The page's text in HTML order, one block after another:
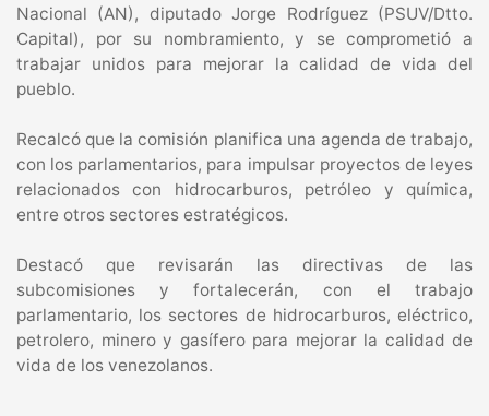
Nacional (AN), diputado Jorge Rodríguez (PSUV/Dtto.
Capital), por su nombramiento, y se comprometió a
trabajar unidos para mejorar la calidad de vida del
pueblo.
Recalcó que la comisión planifica una agenda de trabajo,
con los parlamentarios, para impulsar proyectos de leyes
relacionados con hidrocarburos, petróleo y química,
entre otros sectores estratégicos.
Destacó que revisarán las directivas de las
subcomisiones y fortalecerán, con el trabajo
parlamentario, los sectores de hidrocarburos, eléctrico,
petrolero, minero y gasífero para mejorar la calidad de
vida de los venezolanos.